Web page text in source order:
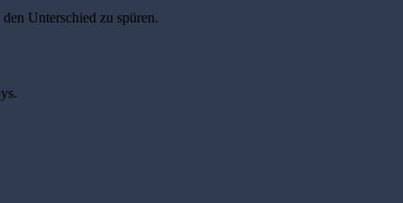
Unterschied zu spüren.